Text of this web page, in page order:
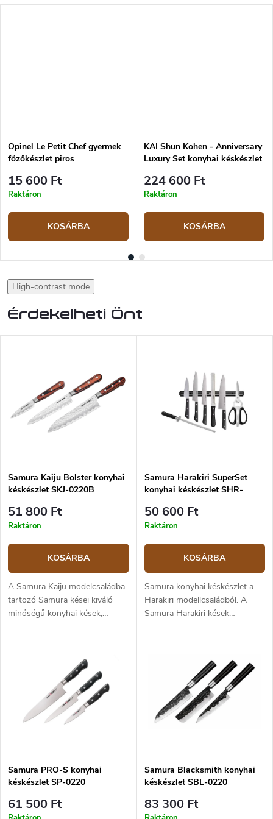
Opinel Le Petit Chef gyermek
főzőkészlet piros
15 600 Ft
Raktáron
KOSÁRBA
KAI Shun Kohen - Anniversary
Luxury Set konyhai késkészlet
224 600 Ft
Raktáron
KOSÁRBA
High-contrast mode
Érdekelheti Önt
Samura Kaiju Bolster konyhai
késkészlet SKJ-0220B
51 800 Ft
Raktáron
KOSÁRBA
A Samura Kaiju modelcsaládba
tartozó Samura kései kiváló
minőségű konyhai kések,
amelyek klasszikus
kompozit anyagból készül (fa
és epoxi gyanta keveréke),
pengéik pedig japán AUS-8
rozsdamentes acélból vannak.
A készlet 3 kést tartalmaz:
Samura Harakiri SuperSet
konyhai késkészlet SHR-
50 600 Ft
Raktáron
KOSÁRBA
Samura konyhai késkészlet a
Harakiri modellcsaládból. A
Samura Harakiri kések
minőségi és könnyű konyhai
tulajdonságokkal rendelkeznek.
A Harakiri kések japán stílusú,
nyugati formájúak. A készlet
tartalmaz egy Harakiri
élezőacélt, ollót, mágneses
nakiri kés, univerzális kés és
zöldségkés.
Samura PRO-S konyhai
késkészlet SP-0220
61 500 Ft
Samura Blacksmith konyhai
késkészlet SBL-0220
83 300 Ft